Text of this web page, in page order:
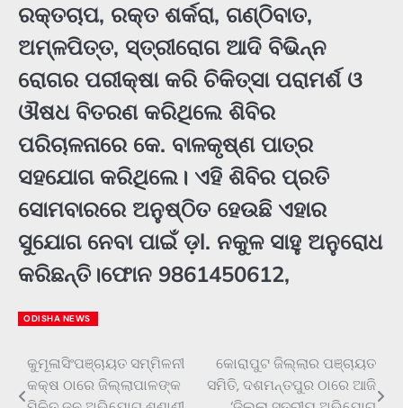
ରକ୍ତଚାପ, ରକ୍ତ ଶର୍କରା, ଗଣ୍ଠିବାତ,
ଅମ୍ଳପିତ୍ତ, ସ୍ତ୍ରୀରୋଗ ଆଦି ବିଭିନ୍ନ
ରୋଗର ପରୀକ୍ଷା କରି ଚିକିତ୍ସା ପରାମର୍ଶ ଓ
ଔଷଧ ବିତରଣ କରିଥିଲେ ଶିବିର
ପରିଚାଳନାରେ କେ. ବାଳକୃଷ୍ଣ ପାତ୍ର
ସହଯୋଗ କରିଥିଲେ। ଏହି ଶିବିର ପ୍ରତି
ସୋମବାରରେ ଅନୁଷ୍ଠିତ ହେଉଛି ଏହାର
ସୁଯୋଗ ନେବା ପାଇଁ ଡ଼l. ନକୁଳ ସାହୁ ଅନୁରୋଧ
କରିଛନ୍ତି।ଫୋନ 9861450612,
ODISHA NEWS
Post
navigation
କୁମୂଳାସିଂପଞ୍ଚାୟତ ସମ୍ମିଳନୀ
କକ୍ଷ ଠାରେ ଜିଲ୍ଲାପାଳଙ୍କ
କୋରାପୁଟ ଜିଲ୍ଲାର ପଞ୍ଚାୟତ
ସମିତି, ଦଶମନ୍ତପୁର ଠାରେ ଆଜି